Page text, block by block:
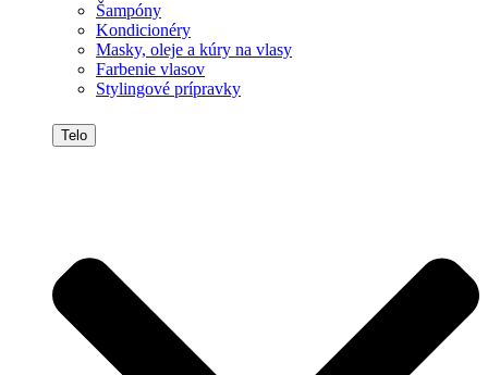
Šampóny
Kondicionéry
Masky, oleje a kúry na vlasy
Farbenie vlasov
Stylingové prípravky
Telo